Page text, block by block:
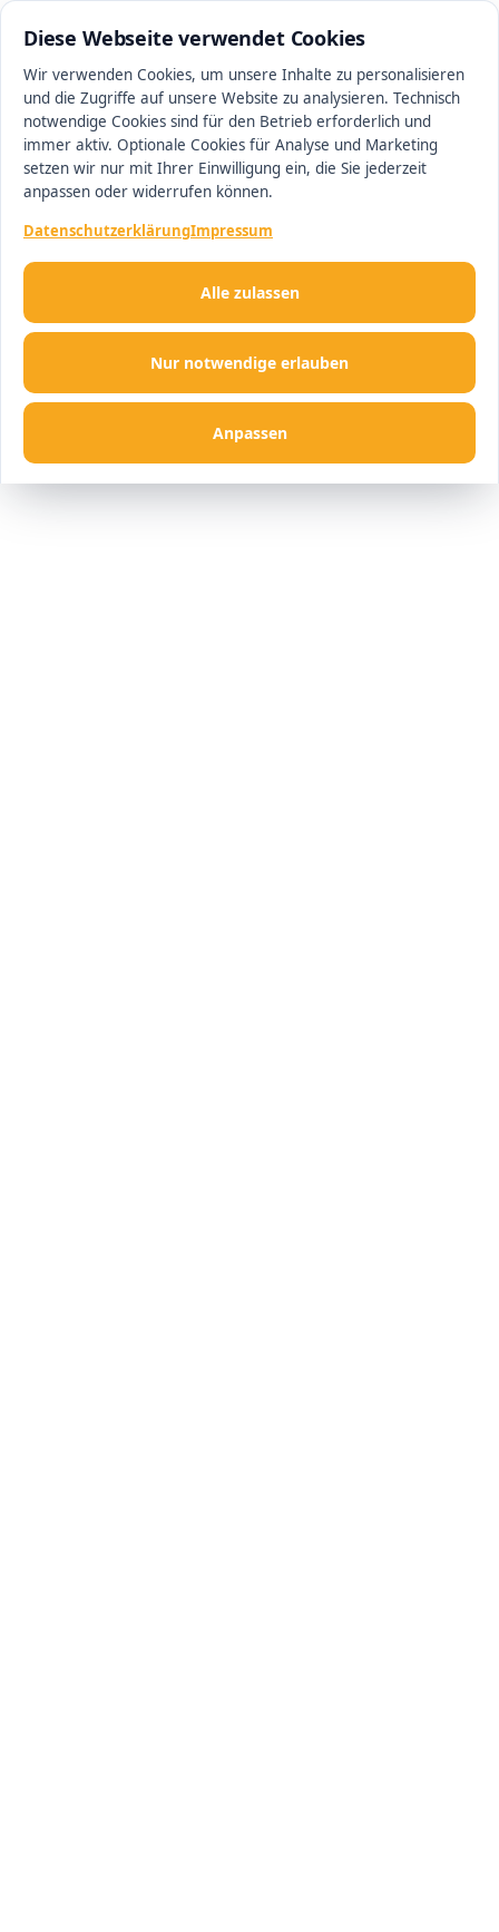
Diese Webseite verwendet Cookies
Wir verwenden Cookies, um unsere Inhalte zu personalisieren
und die Zugriffe auf unsere Website zu analysieren. Technisch
notwendige Cookies sind für den Betrieb erforderlich und
immer aktiv. Optionale Cookies für Analyse und Marketing
setzen wir nur mit Ihrer Einwilligung ein, die Sie jederzeit
anpassen oder widerrufen können.
DatenschutzerklärungImpressum
Nur notwendige erlauben
Anpassen
Alle zulassen